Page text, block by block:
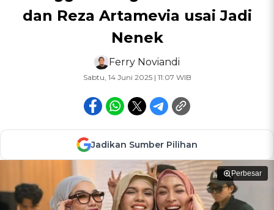
dan Reza Artamevia usai Jadi
Nenek
Ferry Noviandi
Sabtu, 14 Juni 2025 | 11:07 WIB
Jadikan Sumber Pilihan
Perbesar